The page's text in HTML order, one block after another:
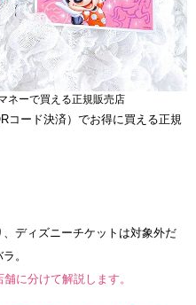
ネーで買える正規販売店
コード決済）でお得に買える正規
ディズニーチケットは対象外だ
。
に分けて解説します。